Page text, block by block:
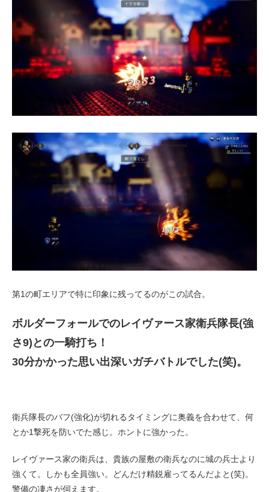
第1の町エリアで特に印象に残ってるのがこの試合。
ボルダーフォールでのレイヴァース家衛兵隊長(強
さ9)との一騎打ち！
30分かかった思い出深いガチバトルでした(笑)。
衛兵隊長のバフ(強化)が切れるタイミングに奥義を合わせて、何
とか1撃死を防いでた感じ。ホントに強かった。
レイヴァース家の衛兵は、貴族の屋敷の衛兵なのに城の兵士より
強くて。しかも全員強い。どんだけ精鋭雇ってるんだよと(笑)。
警備の凄さが伺えます。